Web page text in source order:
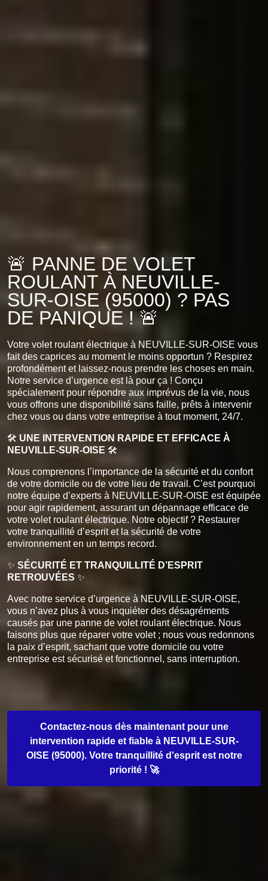
🚨 PANNE DE VOLET
ROULANT À NEUVILLE-
SUR-OISE (95000) ? PAS
DE PANIQUE ! 🚨
Votre volet roulant électrique à NEUVILLE-SUR-OISE vous
fait des caprices au moment le moins opportun ? Respirez
profondément et laissez-nous prendre les choses en main.
Notre service d’urgence est là pour ça ! Conçu
spécialement pour répondre aux imprévus de la vie, nous
vous offrons une disponibilité sans faille, prêts à intervenir
chez vous ou dans votre entreprise à tout moment, 24/7.
🛠️ UNE INTERVENTION RAPIDE ET EFFICACE À
NEUVILLE-SUR-OISE 🛠️
Nous comprenons l’importance de la sécurité et du confort
de votre domicile ou de votre lieu de travail. C’est pourquoi
notre équipe d’experts à NEUVILLE-SUR-OISE est équipée
pour agir rapidement, assurant un dépannage efficace de
votre volet roulant électrique. Notre objectif ? Restaurer
votre tranquillité d’esprit et la sécurité de votre
environnement en un temps record.
✨ SÉCURITÉ ET TRANQUILLITÉ D’ESPRIT
RETROUVÉES ✨
Avec notre service d’urgence à NEUVILLE-SUR-OISE,
vous n’avez plus à vous inquiéter des désagréments
causés par une panne de volet roulant électrique. Nous
faisons plus que réparer votre volet ; nous vous redonnons
la paix d’esprit, sachant que votre domicile ou votre
entreprise est sécurisé et fonctionnel, sans interruption.
Contactez-nous dès maintenant pour une
intervention rapide et fiable à NEUVILLE-SUR-
OISE (95000). Votre tranquillité d'esprit est notre
priorité ! 🚀